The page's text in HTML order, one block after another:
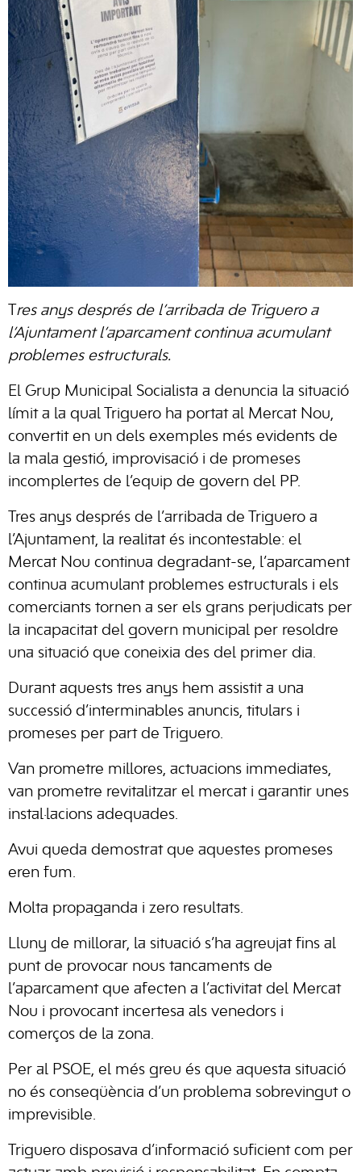
res anys després de l’arribada de Triguero a
l’Ajuntament l’aparcament continua acumulant
problemes estructurals.
El Grup Municipal Socialista a denuncia la situació
límit a la qual Triguero ha portat al Mercat Nou,
convertit en un dels exemples més evidents de
la mala gestió, improvisació i de promeses
incomplertes de l’equip de govern del PP.
Tres anys després de l’arribada de Triguero a
l’Ajuntament, la realitat és incontestable: el
Mercat Nou continua degradant-se, l’aparcament
continua acumulant problemes estructurals i els
comerciants tornen a ser els grans perjudicats per
la incapacitat del govern municipal per resoldre
una situació que coneixia des del primer dia.
Durant aquests tres anys hem assistit a una
successió d’interminables anuncis, titulars i
promeses per part de Triguero.
Van prometre millores, actuacions immediates,
van prometre revitalitzar el mercat i garantir unes
instal·lacions adequades.
Avui queda demostrat que aquestes promeses
eren fum.
Molta propaganda i zero resultats.
Lluny de millorar, la situació s’ha agreujat fins al
punt de provocar nous tancaments de
l’aparcament que afecten a l’activitat del Mercat
Nou i provocant incertesa als venedors i
comerços de la zona.
Per al PSOE, el més greu és que aquesta situació
no és conseqüència d’un problema sobrevingut o
imprevisible.
Triguero disposava d’informació suficient com per